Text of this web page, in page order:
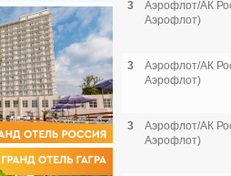
3
Аэрофлот/АК
Аэрофлот)
3
Аэрофлот/АК
Аэрофлот)
3
Аэрофлот/АК
Аэрофлот)